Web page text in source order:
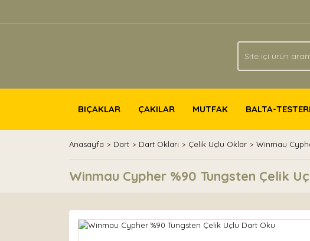
BIÇAKLAR ÇAKILAR MUTFAK BALTA-
Anasayfa Dart Dart Okları Çelik Uçlu Oklar Winmau
Winmau Cypher %90 Tungsten Çelik